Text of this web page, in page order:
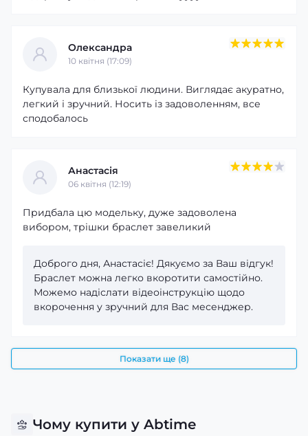
Олександра
10 квітня (17:09)
Купувала для близької людини. Виглядає акуратно,
легкий і зручний. Носить із задоволенням, все
сподобалось
Анастасія
06 квітня (12:19)
Придбала цю модельку, дуже задоволена
вибором, трішки браслет завеликий
Доброго дня, Анастасіє! Дякуємо за Ваш відгук!
Браслет можна легко вкоротити самостійно.
Можемо надіслати відеоінструкцію щодо
вкорочення у зручний для Вас месенджер.
Показати ще (8)
Чому купити у Abtime